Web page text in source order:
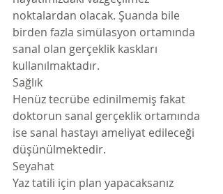
noktalardan olacak. Şuanda bile
birden fazla simülasyon ortamında
sanal olan gerçeklik kaskları
kullanılmaktadır.
Sağlık
Henüz tecrübe edinilmemiş fakat
doktorun sanal gerçeklik ortamında
ise sanal hastayı ameliyat edileceği
düşünülmektedir.
Seyahat
Yaz tatili için plan yapacaksanız